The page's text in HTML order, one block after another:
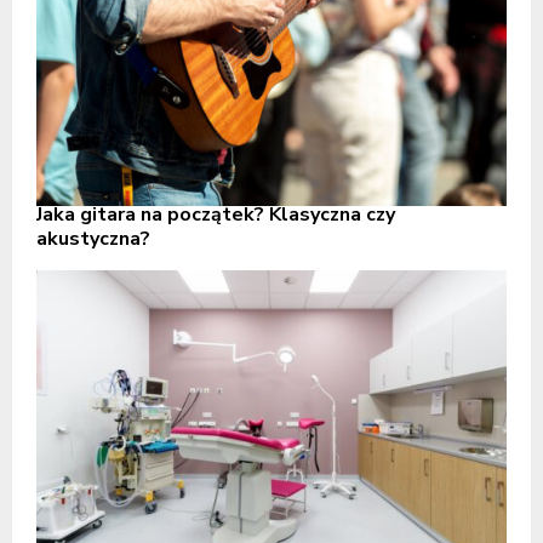
Jaka gitara na początek? Klasyczna czy
akustyczna?